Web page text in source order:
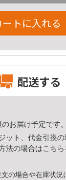
ートに入れる
配送する
お届け予定です。
ット、代金引換の
法の場合はこちら
の場合や在庫状況